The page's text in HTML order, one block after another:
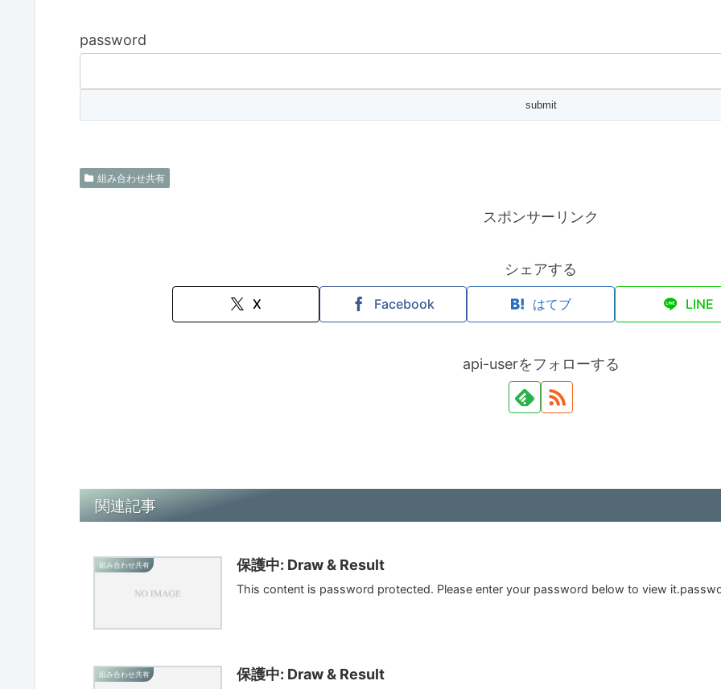
password
組み合わせ共有
スポンサーリンク
シェアする
X Facebook はてブ LINE
api-userをフォローする
関連記事
組み合わせ共有 保護中: Draw & Result
This content is password protected. Please enter your password below to view
組み合わせ共有 保護中: Draw & Result